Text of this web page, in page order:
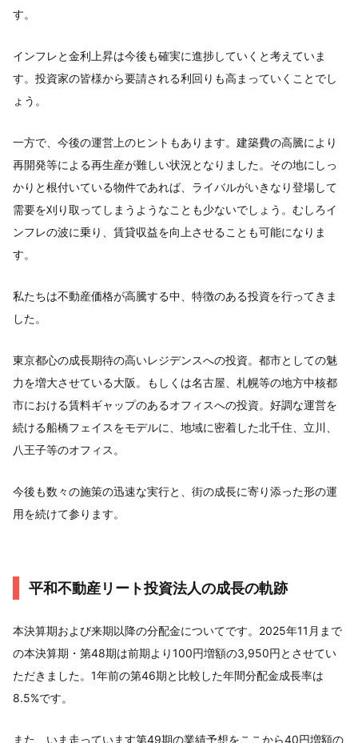
す。
インフレと金利上昇は今後も確実に進捗していくと考えていま
す。投資家の皆様から要請される利回りも高まっていくことでし
ょう。
一方で、今後の運営上のヒントもあります。建築費の高騰により
再開発等による再生産が難しい状況となりました。その地にしっ
かりと根付いている物件であれば、ライバルがいきなり登場して
需要を刈り取ってしまうようなことも少ないでしょう。むしろイ
ンフレの波に乗り、賃貸収益を向上させることも可能になりま
す。
私たちは不動産価格が高騰する中、特徴のある投資を行ってきま
した。
東京都心の成長期待の高いレジデンスへの投資。都市としての魅
力を増大させている大阪。もしくは名古屋、札幌等の地方中核都
市における賃料ギャップのあるオフィスへの投資。好調な運営を
続ける船橋フェイスをモデルに、地域に密着した北千住、立川、
八王子等のオフィス。
今後も数々の施策の迅速な実行と、街の成長に寄り添った形の運
用を続けて参ります。
平和不動産リート投資法人の成長の軌跡
本決算期および来期以降の分配金についてです。2025年11月まで
の本決算期・第48期は前期より100円増額の3,950円とさせてい
ただきました。1年前の第46期と比較した年間分配金成長率は
8.5%です。
また、いま走っています第49期の業績予想をここから40円増額の